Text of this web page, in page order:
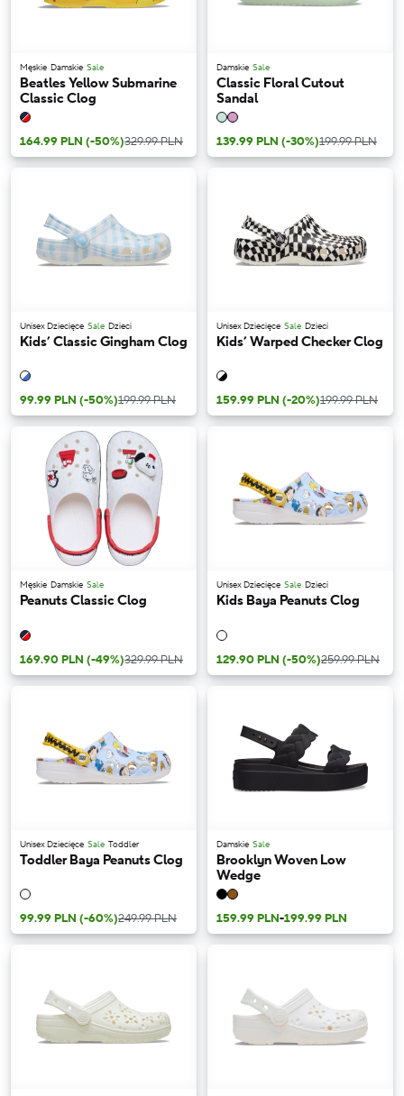
Męskie Damskie Sale
Beatles Yellow Submarine
Classic Clog
164.99 PLN (-50%)329.99 PLN
Damskie Sale
Classic Floral Cutout
Sandal
139.99 PLN (-30%)199.99 PLN
Unisex Dziecięce Sale Dzieci
Kids’ Classic Gingham Clog
99.99 PLN (-50%)199.99 PLN
Unisex Dziecięce Sale Dzieci
Kids’ Warped Checker Clog
159.99 PLN (-20%)199.99 PLN
Męskie Damskie Sale
Peanuts Classic Clog
169.90 PLN (-49%)329.99 PLN
Unisex Dziecięce Sale Dzieci
Kids Baya Peanuts Clog
129.90 PLN (-50%)259.99 PLN
Unisex Dziecięce Sale Toddler
Toddler Baya Peanuts Clog
99.99 PLN (-60%)249.99 PLN
Damskie Sale
Brooklyn Woven Low
Wedge
159.99 PLN-199.99 PLN